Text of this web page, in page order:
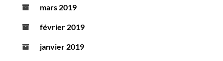
mars 2019
février 2019
janvier 2019